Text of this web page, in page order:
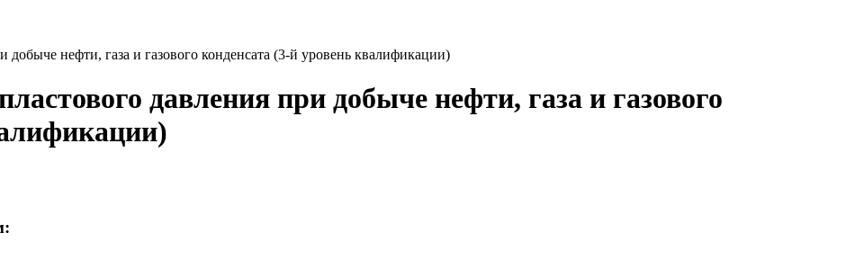
нефти, газа и газового конденсата (3-й уровень квалификации)
давления при добыче нефти, газа и газового